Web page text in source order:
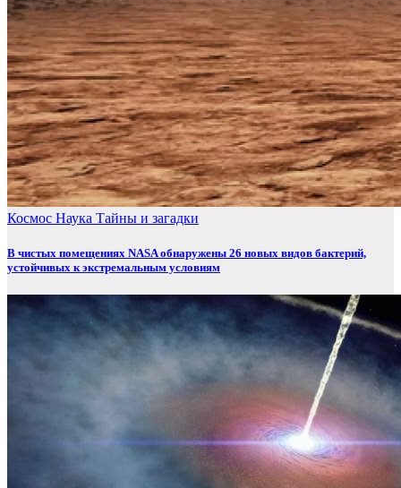
Космос Наука Тайны и загадки
В чистых помещениях NASA обнаружены 26 новых видов бактерий,
устойчивых к экстремальным условиям